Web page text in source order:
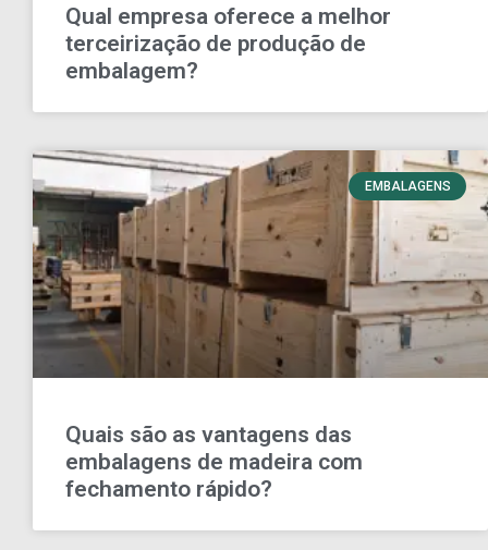
Qual empresa oferece a melhor
terceirização de produção de
embalagem?
EMBALAGENS
Quais são as vantagens das
embalagens de madeira com
fechamento rápido?